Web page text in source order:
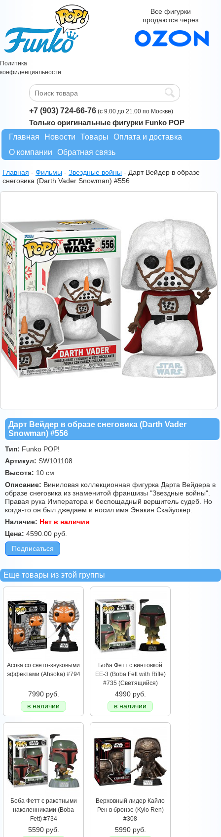
Политика
конфиденциальности
Все фигурки
продаются через
+7 (903) 724-66-76 (с 9.00 до 21.00 по Москве)
Только оригинальные фигурки Funko POP
Главная
Новости Товары
Оплата и доставка
О компании
Обратная связь
Главная - Фильмы - Звездные войны - Дарт Вейдер в образе
снеговика (Darth Vader Snowman) #556
Дарт Вейдер в образе снеговика (Darth Vader
Snowman) #556
Тип: Funko POP!
Артикул: SW101108
Высота: 10 см
Описание: Виниловая коллекционная фигурка Дарта Вейдера в
образе снеговика из знаменитой франшизы "Звездные войны".
Правая рука Императора и беспощадный вершитель судеб. Но
когда-то он был джедаем и носил имя Энакин Скайуокер.
Наличие: Нет в наличии
Цена: 4590.00 руб.
Подписаться
Еще товары из этой группы
Асока со свето-звуковыми
эффектами (Ahsoka) #794
7990 руб.
в наличии
Боба Фетт с винтовкой
EE-3 (Boba Fett with Rifle)
#735 (Светящийся)
4990 руб.
в наличии
Боба Фетт с ракетными
наколенниками (Boba
Fett) #734
5590 руб.
Верховный лидер Кайло
Рен в бронзе (Kylo Ren)
#308
5990 руб.